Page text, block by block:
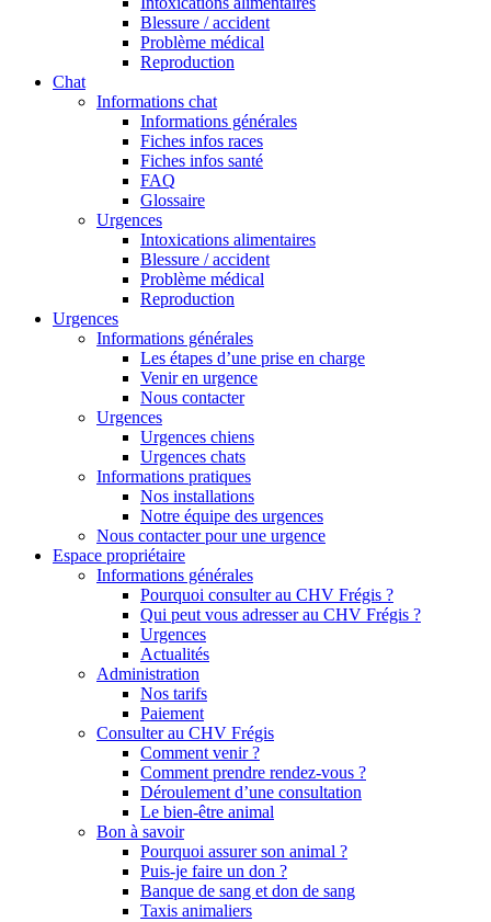
Blessure / accident
Problème médical
Reproduction
Chat
Informations chat
Informations générales
Fiches infos races
Fiches infos santé
FAQ
Glossaire
Urgences
Intoxications alimentaires
Blessure / accident
Problème médical
Reproduction
Urgences
Informations générales
Les étapes d’une prise en charge
Venir en urgence
Nous contacter
Urgences
Urgences chiens
Urgences chats
Informations pratiques
Nos installations
Notre équipe des urgences
Nous contacter pour une urgence
Espace propriétaire
Informations générales
Pourquoi consulter au CHV Frégis ?
Qui peut vous adresser au CHV Frégis ?
Urgences
Actualités
Administration
Nos tarifs
Paiement
Consulter au CHV Frégis
Comment venir ?
Comment prendre rendez-vous ?
Déroulement d’une consultation
Le bien-être animal
Bon à savoir
Pourquoi assurer son animal ?
Puis-je faire un don ?
Banque de sang et don de sang
Taxis animaliers